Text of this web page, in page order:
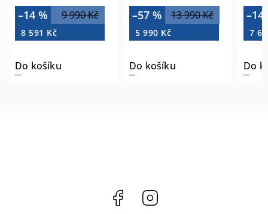
9 990 Kč
–14 %
8 591 Kč
Do košíku
13 990 Kč
–57 %
5 990 Kč
Do košíku
–14
7
Do
Facebook